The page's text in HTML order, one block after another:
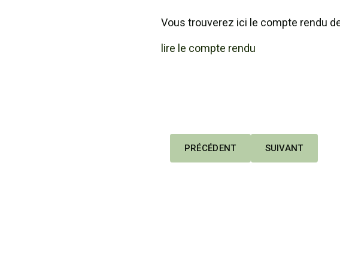
Vous trouverez ici le compte rendu
lire le compte rendu
ARTICLE PRÉCÉDENT : 20 MARS
PRÉCÉDENT ARTICLE
SUIVANT